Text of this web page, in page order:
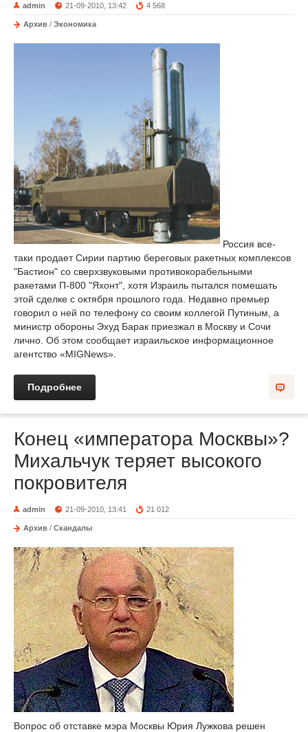
admin 21-09-2010, 13:42 4 568
Архив / Экономика
Россия все-
таки продает Сирии партию береговых ракетных комплексов
"Бастион" со сверхзвуковыми противокорабельными
ракетами П-800 "Яхонт", хотя Израиль пытался помешать
этой сделке с октября прошлого года. Недавно премьер
говорил о ней по телефону со своим коллегой Путиным, а
министр обороны Эхуд Барак приезжал в Москву и Сочи
лично. Об этом сообщает израильское информационное
агентство «MIGNews».
Подробнее
Конец «императора Москвы»?
Михальчук теряет высокого
покровителя
admin 21-09-2010, 13:41 21 012
Архив / Скандалы
Вопрос об отставке мэра Москвы Юрия Лужкова решен